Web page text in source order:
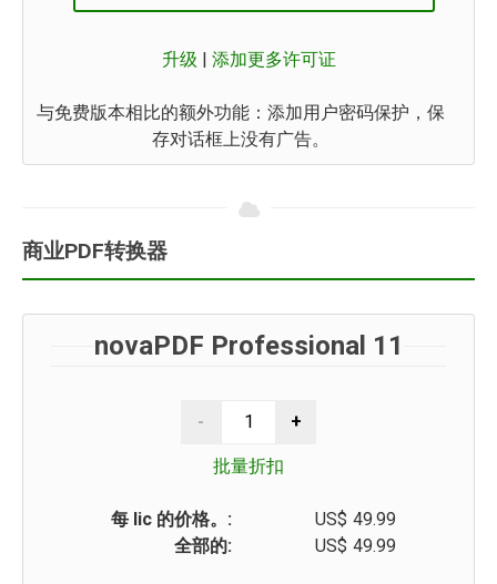
升级 | 添加更多许可证
与免费版本相比的额外功能：添加用户密码保护，保
存对话框上没有广告。
商业PDF转换器
novaPDF Professional 11
批量折扣
每 lic 的价格。: US$ 49.99
全部的:
US$ 49.99